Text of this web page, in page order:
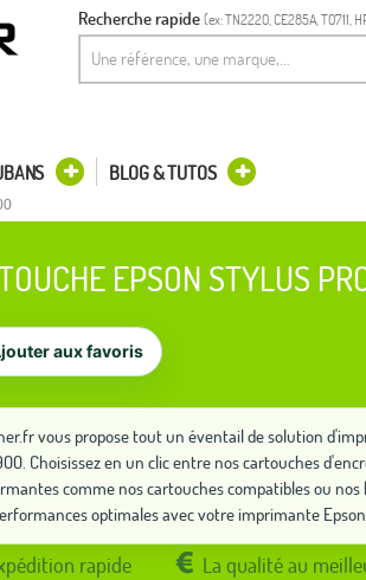
Recherche rapide (ex: TN2220, CE285A, T0711,
BLOG & TUTOS
EPSON STYLUS
aux favoris
vous propose tout un éventail de solution
Choisissez en un clic entre nos cartouches
comme nos cartouches compatibles ou
optimales avec votre imprimante Epson
rapide La qualité au